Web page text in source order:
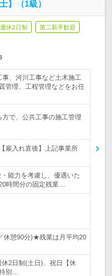
】（1級）
休2日制 第二新卒歓迎
事、河川工事など土木施工
管理、工程管理などをお任
で、公共工事の施工管理
雇入れ直後】上記事業所
能力を考慮し、優遇いた
時間分の固定残業…
休憩90分)★残業は月平均20
2日制(土日)、祝日【休
別…